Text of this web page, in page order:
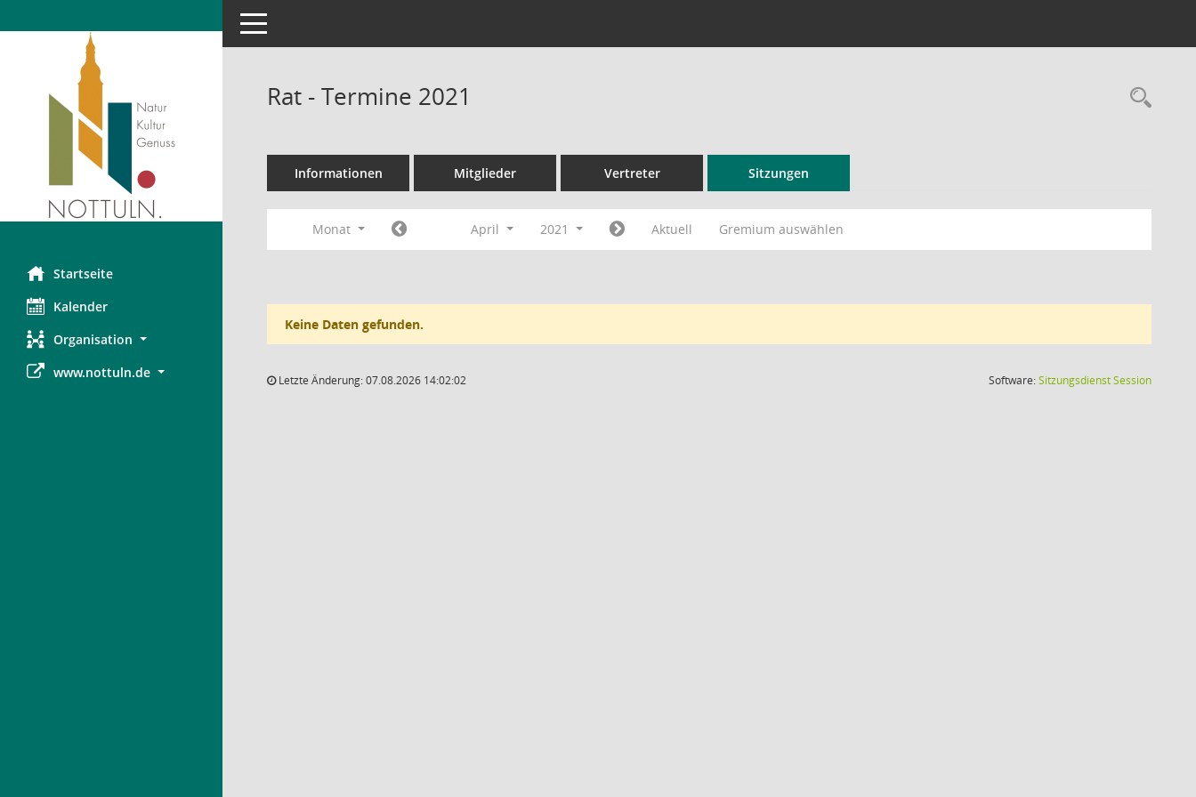
Startseite
Kalender
Organisation
www.nottuln.de
Toggle navigation
Rat - Termine 2021
Informationen Mitglieder Vertreter Sitzungen
Monat April 2021 Aktuell Gremium auswählen
Keine Daten gefunden.
Letzte Änderung: 07.08.2026 14:02:02 Software:SitzungsdienstSession(Wird in